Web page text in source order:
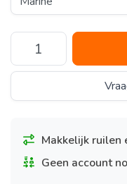
Makkelijk ruilen
Geen account